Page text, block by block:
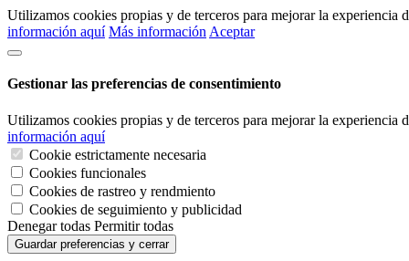
Utilizamos cookies propias y de terceros para mejorar la experiencia
información aquí Más información Aceptar
Gestionar las preferencias de consentimiento
Utilizamos cookies propias y de terceros para mejorar la experiencia
información aquí
Cookie estrictamente necesaria
Cookies funcionales
Cookies de rastreo y rendmiento
Cookies de seguimiento y publicidad
Denegar todas Permitir todas
Guardar preferencias y cerrar